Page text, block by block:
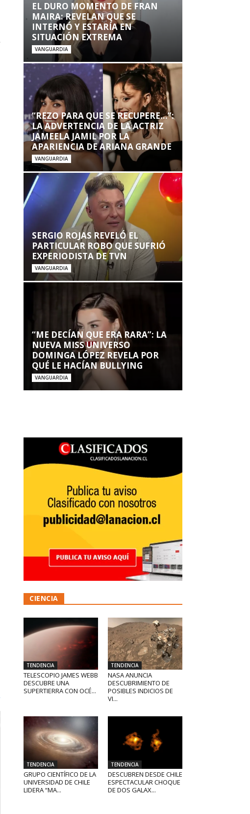
EL DURO MOMENTO DE FRAN
MAIRA: REVELAN QUE SE
INTERNÓ Y ESTARÍA EN
SITUACIÓN EXTREMA
VANGUARDIA
“REZO PARA QUE SE RECUPERE…”:
LA ADVERTENCIA DE LA ACTRIZ
JAMEELA JAMIL POR LA
APARIENCIA DE ARIANA GRANDE
VANGUARDIA
SERGIO ROJAS REVELÓ EL
PARTICULAR ROBO QUE SUFRIÓ
EXPERIODISTA DE TVN
VANGUARDIA
“ME DECÍAN QUE ERA RARA”: LA
NUEVA MISS UNIVERSO
DOMINGA LÓPEZ REVELA POR
QUÉ LE HACÍAN BULLYING
VANGUARDIA
CIENCIA
TENDENCIA
TELESCOPIO JAMES WEBB
DESCUBRE UNA
SUPERTIERRA CON OCÉ...
TENDENCIA
NASA ANUNCIA
DESCUBRIMIENTO DE
POSIBLES INDICIOS DE
VI...
TENDENCIA
GRUPO CIENTÍFICO DE LA
UNIVERSIDAD DE CHILE
LIDERA “MA...
TENDENCIA
DESCUBREN DESDE CHILE
ESPECTACULAR CHOQUE
DE DOS GALAX...